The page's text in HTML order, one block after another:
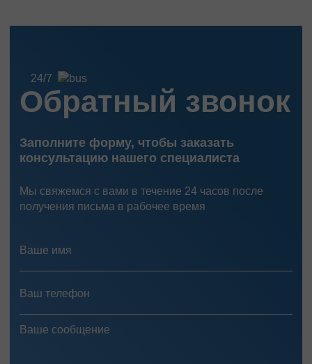
Перевозка цветов
24/7
Обратный звонок
Заполните форму, чтобы заказать
консультацию нашего специалиста
Мы свяжемся с вами в течение 24 часов после
получения письма в рабочее время